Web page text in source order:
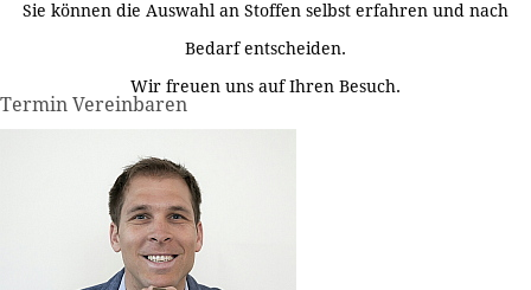
Sie können die Auswahl an Stoffen selbst erfahren und nach
Bedarf entscheiden.
Wir freuen uns auf Ihren Besuch.
Termin Vereinbaren